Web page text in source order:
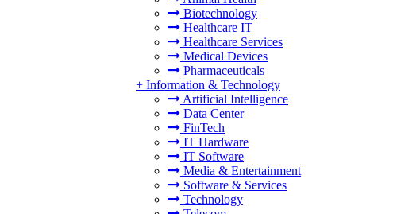
Biotechnology
Healthcare IT
Healthcare Services
Medical Devices
Pharmaceuticals
+ Information & Technology
Artificial Intelligence
Data Center
FinTech
IT Hardware
IT Software
Media & Entertainment
Software & Services
Technology